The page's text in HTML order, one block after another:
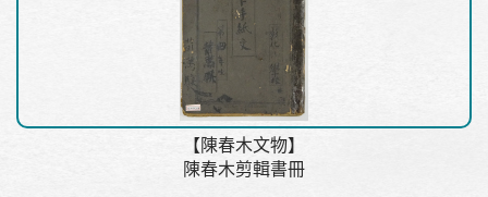
【陳春木文物】
陳春木剪輯書冊